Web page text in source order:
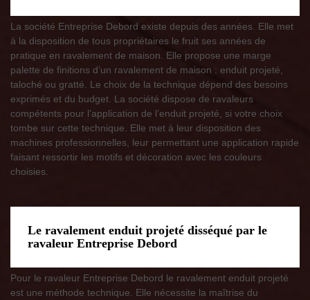
La société Entreprise Debord existe depuis des années. Elle met
à la disposition de tous propriétaires le fruit ses années de
pratique en ravalement de maison. Elle propose une marge
palette de finitions d’un ravalement de maison : enduit projeté,
taloché ou gratté. Le choix de la technique dépend des besoins
exprimés et du budget. La société dispose de ravaleurs
compétents pour l’application de l’enduit projeté, si votre choix
tombe sur cette technique. Elle met à leur disposition des
machines professionnelles, leur permettant une application rapide
faisant ressortir les motifs et décoration avec les couleurs
choisies.
Le ravalement enduit projeté disséqué par le
ravaleur Entreprise Debord
Pour le ravaleur Entreprise Debord le ravalement enduit projeté
est une méthode technique. Elle nécessite la maîtrise du